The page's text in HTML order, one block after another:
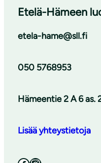
Etelä-Hämeen
etela-hame@sll.fi
050 5768953
Hämeentie 2 A 6 as.
Lisää yhteystietoja